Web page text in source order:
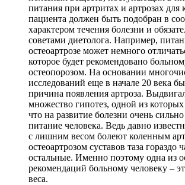
питания при артритах и артрозах для
пациента должен быть подобран в
характером течения болезни и
советами диетолога. Например,
остеоартрозе может немного
которое будет рекомендовано
остеопорозом. На основании
исследований еще в начале 20 века
причина появления артроза.
множество гипотез, одной из
что на развитие болезни очень
питание человека. Ведь давно
с лишним весом болеют коленным
остеоартрозом суставов таза гораздо
остальные. Именно поэтому одна из
рекомендаций больному человеку –
веса.